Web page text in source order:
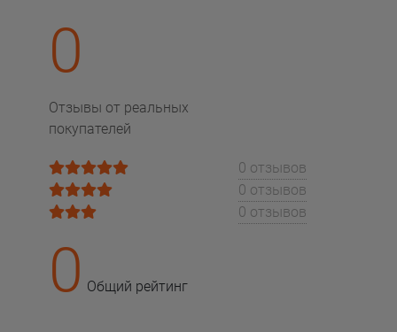
0
Отзывы от реальных
покупателей
0 отзывов
0 отзывов
0 отзывов
0 Общий рейтинг